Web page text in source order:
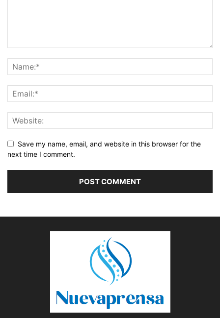
Save my name, email, and website in this browser for the
next time I comment.